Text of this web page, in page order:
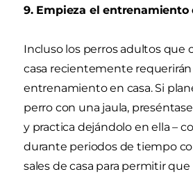
9. Empieza el
Incluso los perros adultos que
casa recientemente
entrenamiento en casa. Si
perro con una jaula,
y practica dejándolo en ella –
durante periodos de tiempo
sales de casa para permitir que